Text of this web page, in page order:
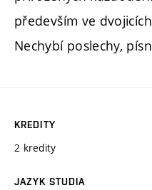
především ve
Nechybí poslechy,
KREDITY
2 kredity
JAZYK STUDIA